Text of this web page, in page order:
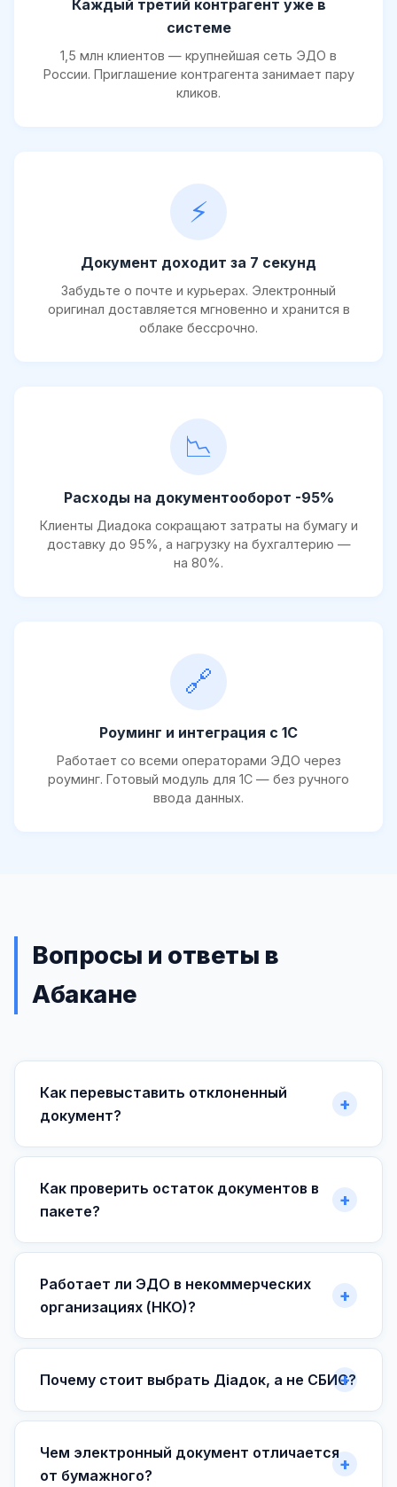
Каждый третий контрагент уже в
системе
1,5 млн клиентов — крупнейшая сеть ЭДО в
России. Приглашение контрагента занимает пару
кликов.
⚡
Документ доходит за 7 секунд
Забудьте о почте и курьерах. Электронный
оригинал доставляется мгновенно и хранится в
облаке бессрочно.
📉
Расходы на документооборот -95%
Клиенты Диадока сокращают затраты на бумагу и
доставку до 95%, а нагрузку на бухгалтерию —
на 80%.
🔗
Роуминг и интеграция с 1С
Работает со всеми операторами ЭДО через
роуминг. Готовый модуль для 1С — без ручного
ввода данных.
Вопросы и ответы в
Абакане
Как перевыставить отклоненный
документ?
Как проверить остаток документов в
пакете?
Работает ли ЭДО в некоммерческих
организациях (НКО)?
Почему стоит выбрать Діадок, а не СБИС?
Чем электронный документ отличается
от бумажного?